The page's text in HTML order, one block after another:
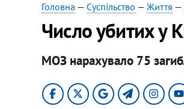
Головна — Суспільство — Життя —
Число убитих у
МОЗ нарахувало 75